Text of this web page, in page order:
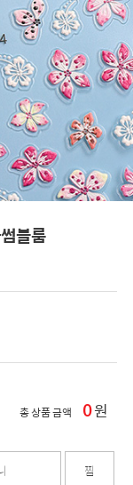
블룸
총 상품 금액 0원
찜